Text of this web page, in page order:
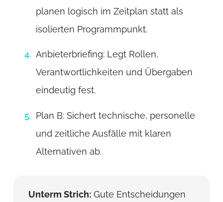
planen logisch im Zeitplan statt als
isolierten Programmpunkt.
Anbieterbriefing: Legt Rollen,
Verantwortlichkeiten und Übergaben
eindeutig fest.
Plan B: Sichert technische, personelle
und zeitliche Ausfälle mit klaren
Alternativen ab.
Unterm Strich:Gute Entscheidungen